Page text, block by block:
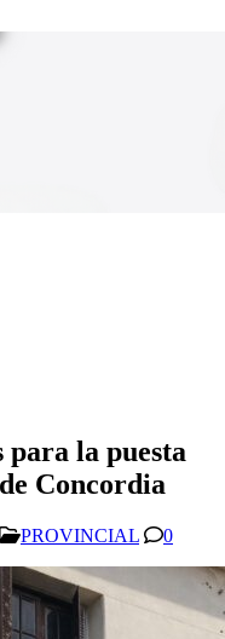
para la puesta
Concordia
PROVINCIAL 0